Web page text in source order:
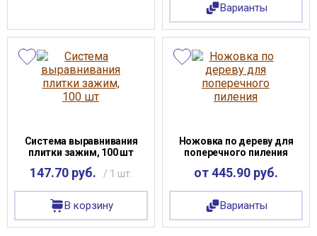
Варианты
Система выравнивания
плитки зажим, 100 шт
147.70 руб. / 1 шт.
В корзину
Ножовка по дереву для
поперечного пиления
от 445.90 руб.
Варианты